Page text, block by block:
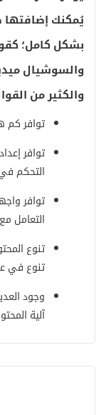
يُمكنك إضافتها
بشكل كامل؛
والسوشيال
والكثير من
توافر كم
توافر
التحكم
توافر
التعامل
تنوع
تنوع في
وجود
آلية